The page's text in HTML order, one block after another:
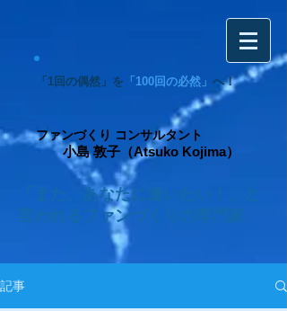
「1回の偶然」を 「100回の必然」 へ！
ファンづくり コンサルタント
小島 敦子（Atsuko Kojima）
「また、あなたに逢いたい！」と
言われるファンづくりの専門家
記事